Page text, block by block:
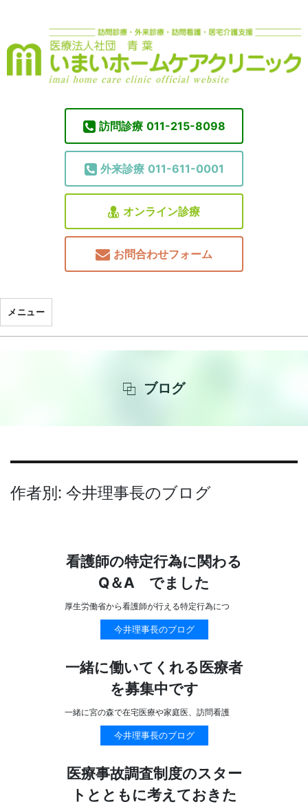
訪問診療 011-215-8098
外来診療 011-611-0001
オンライン診療
お問合わせフォーム
メニュー
ブログ
作者別: 今井理事長のブログ
看護師の特定行為に関わる
Q＆A でました
厚生労働省から看護師が行える特定行為につ
今井理事長のブログ
一緒に働いてくれる医療者
を募集中です
一緒に宮の森で在宅医療や家庭医、訪問看護
今井理事長のブログ
医療事故調査制度のスター
トとともに考えておきた